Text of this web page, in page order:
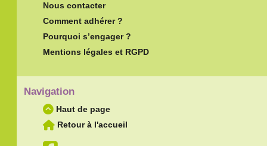
Nous contacter
Comment adhérer ?
Pourquoi s’engager ?
Mentions légales et RGPD
Navigation
Haut de page
Retour à l'accueil